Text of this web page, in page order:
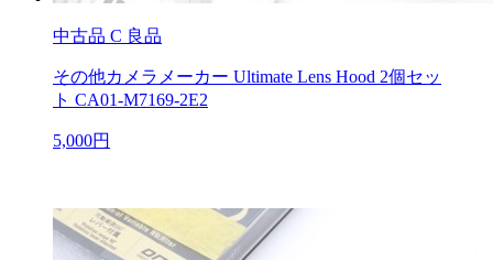
中古品 C 良品
その他カメラメーカー Ultimate Lens Hood 2個セッ
ト CA01-M7169-2E2
5,000円